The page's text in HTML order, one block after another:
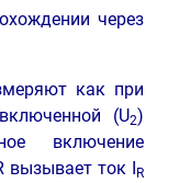
через
как при
(U2)
включение
вызывает ток I
R